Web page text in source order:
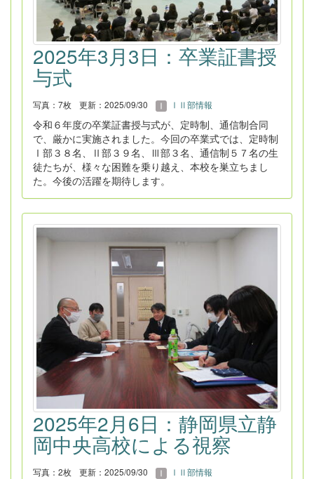
2025年3月3日：卒業証書授
与式
写真：7枚 更新：2025/09/30 ⅠⅡ部情報
令和６年度の卒業証書授与式が、定時制、通信制合同
で、厳かに実施されました。今回の卒業式では、定時制
Ⅰ部３８名、Ⅱ部３９名、Ⅲ部３名、通信制５７名の生
徒たちが、様々な困難を乗り越え、本校を巣立ちまし
た。今後の活躍を期待します。
2025年2月6日：静岡県立静
岡中央高校による視察
写真：2枚 更新：2025/09/30 ⅠⅡ部情報